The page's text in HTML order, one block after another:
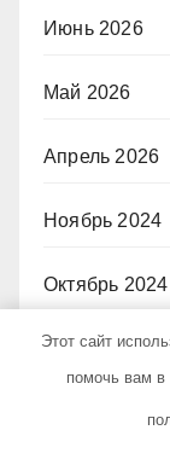
Июнь 2026
Май 2026
Апрель 2026
Ноябрь 2024
Октябрь 2024
Сентябрь
Август 2024
Этот сайт
помочь вам в